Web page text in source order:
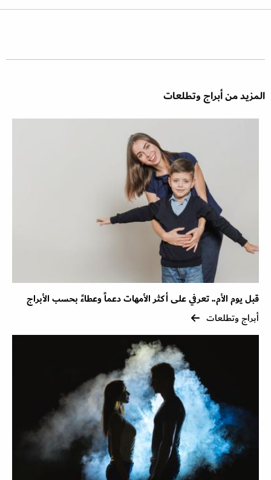
المزيد من أبراج وتطلعات
قبل يوم الأم.. تعرفي على أكثر الأمهات دعماً وعطاءً بحسب الأبراج
أبراج وتطلعات